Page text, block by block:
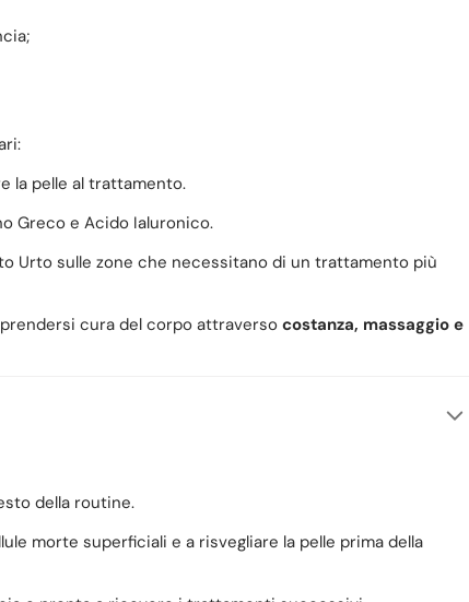
la pelle al trattamento.
Greco e Acido Ialuronico.
Urto sulle zone che necessitano di un trattamento più
cura del corpo attraversocostanza, massaggio e
della routine.
morte superficiali e a risvegliare la pelle prima della